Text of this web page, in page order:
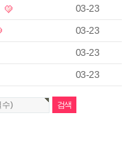
03-23
03-23
03-23
03-23